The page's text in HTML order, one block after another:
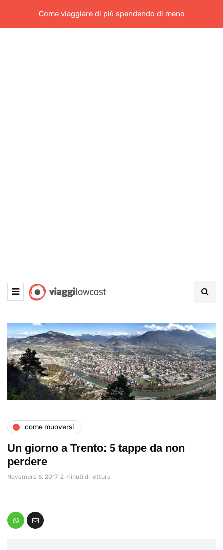
Come viaggiare di più spendendo di meno
come muoversi
Un giorno a Trento: 5 tappe da non
perdere
Novembre 6, 2017 2 minuti di lettura